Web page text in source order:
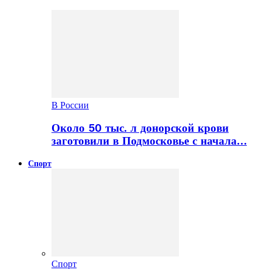
В России
Около 50 тыс. л донорской крови
заготовили в Подмосковье с начала…
Спорт
Спорт